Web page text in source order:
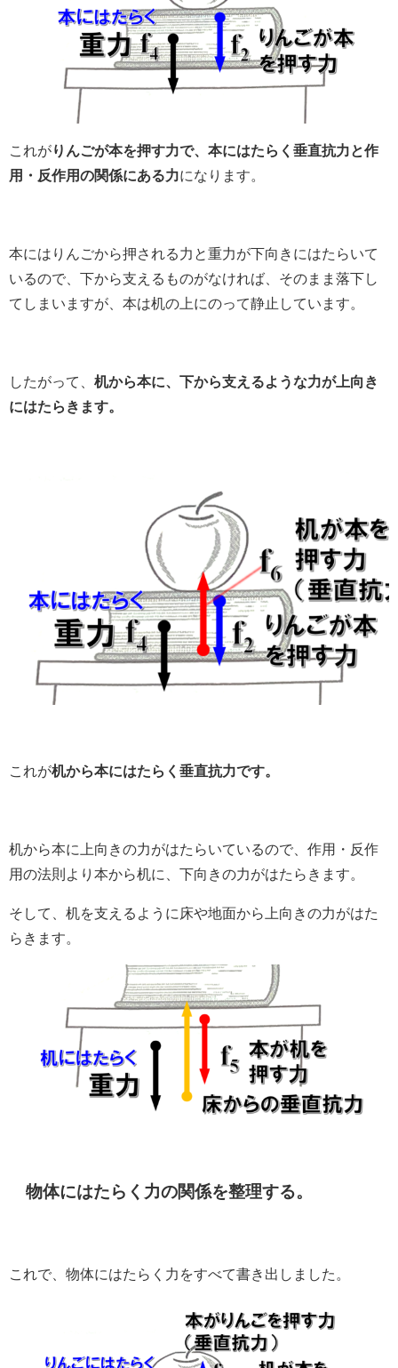
これがりんごが本を押す力で、本にはたらく垂直抗力と作
用・反作用の関係にある力になります。
本にはりんごから押される力と重力が下向きにはたらいて
いるので、下から支えるものがなければ、そのまま落下し
てしまいますが、本は机の上にのって静止しています。
したがって、 机から本に、下から支えるような力が上向き
にはたらきます。
これが机から本にはたらく垂直抗力です。
机から本に上向きの力がはたらいているので、作用・反作
用の法則より本から机に、下向きの力がはたらきます。
そして、机を支えるように床や地面から上向きの力がはた
らきます。
物体にはたらく力の関係を整理する。
これで、物体にはたらく力をすべて書き出しました。